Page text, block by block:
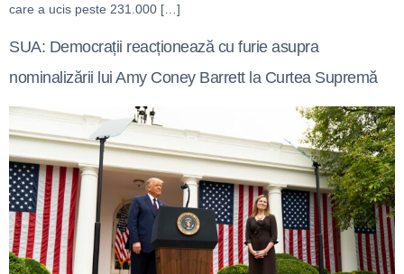
care a ucis peste 231.000 […]
SUA: Democrații reacționează cu furie asupra
nominalizării lui Amy Coney Barrett la Curtea Supremă